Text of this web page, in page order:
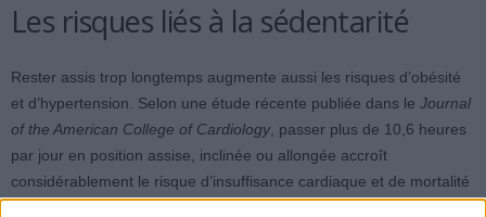
Les risques liés à la sédentarité
Rester assis trop longtemps augmente aussi les risques d’obésité
et d’hypertension. Selon une étude récente publiée dans le Journal
of the American College of Cardiology , passer plus de 10,6 heures
par jour en position assise, inclinée ou allongée accroît
considérablement le risque d’insuffisance cardiaque et de mortalité